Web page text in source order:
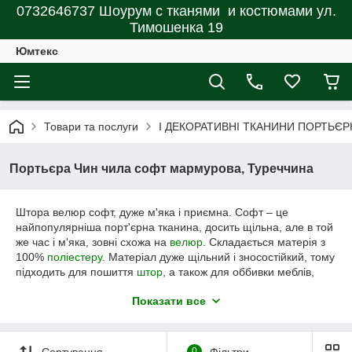
0732646737 Шоурум с тканями и костюмами ул.
Тимошенка 19
Юмтекс
Товари та послуги І ДЕКОРАТИВНІ ТКАНИНИ
Портьєра Чин чила софт мармурова, Туреччина
Штора велюр софт, дуже м'яка і приємна. Софт – це
найпопулярніша порт'єрна тканина, досить щільна, але в той
же час і м'яка, зовні схожа на велюр . Складається матерія з
100% поліестеру. Матеріал дуже щільний і зносостійкий, тому
підходить для пошиття штор , а також для оббивки меблів,
Тканина портьєрна софтнаділена такими перевагами:
• добре драпірується;
• зносостійка;
Показати все